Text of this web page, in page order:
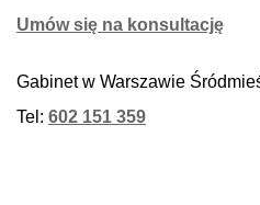
Umów się na konsultację
Gabinet w Warszawie
Tel: 602 151 359